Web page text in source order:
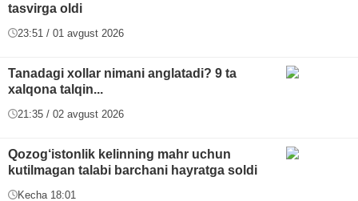
tasvirga oldi
23:51 / 01 avgust 2026
Tanadagi xollar nimani anglatadi? 9 ta
xalqona talqin...
21:35 / 02 avgust 2026
Qozog‘istonlik kelinning mahr uchun
kutilmagan talabi barchani hayratga soldi
Kecha 18:01